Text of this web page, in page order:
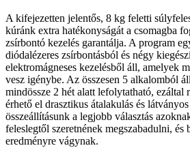
A kifejezetten jelentős, 8 kg feletti
kúránk extra hatékonyságát a csomagba
zsírbontó kezelés garantálja. A program
diódalézeres zsírbontásból és négy
elektromágneses kezelésből áll, amelyek
vesz igénybe. Az összesen 5 alkalomból
mindössze 2 hét alatt lefolytatható,
érhető el drasztikus átalakulás és
összeállításunk a legjobb választás
feleslegtől szeretnének megszabadulni, és
eredményre vágynak.